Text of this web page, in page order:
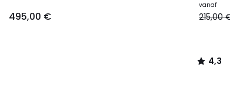
495,00 €
vanaf
215,00
4,3
/